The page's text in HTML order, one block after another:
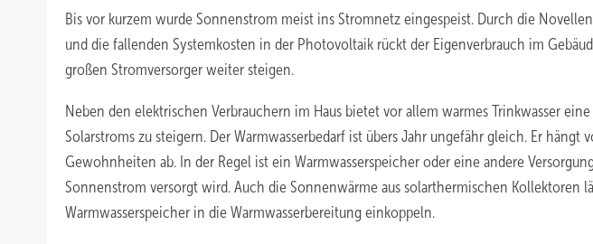
Bis vor kurzem wurde Sonnenstrom meist ins Stromnetz eingespeist. Durch die
und die fallenden Systemkosten in der Photovoltaik rückt der Eigenverbrauch im
großen Stromversorger weiter steigen.
Neben den elektrischen Verbrauchern im Haus bietet vor allem warmes Trinkwasser
Solarstroms zu steigern. Der Warmwasserbedarf ist übers Jahr ungefähr gleich. Er
Gewohnheiten ab. In der Regel ist ein Warmwasserspeicher oder eine andere
Sonnenstrom versorgt wird. Auch die Sonnenwärme aus solarthermischen Kollektoren
Warmwasserspeicher in die Warmwasserbereitung einkoppeln.